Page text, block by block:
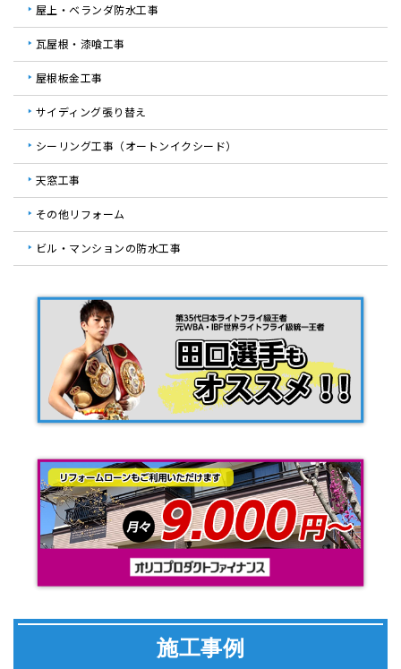
屋上・ベランダ防水工事
瓦屋根・漆喰工事
屋根板金工事
サイディング張り替え
シーリング工事（オートンイクシード）
天窓工事
その他リフォーム
ビル・マンションの防水工事
施工事例